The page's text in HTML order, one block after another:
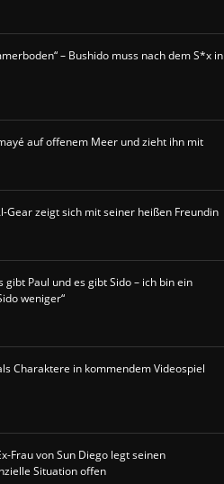
– Bushido muss nach dem S*x in
auf offenem Meer und zieht ihn mit
Gear zeigt sich mit seiner heißen Freundin
gibt Paul und es gibt Sido – ich bin ein
weniger“
Charaktere in kommendem Videospiel
Frau von Sun Diego legt seinen
Situation offen